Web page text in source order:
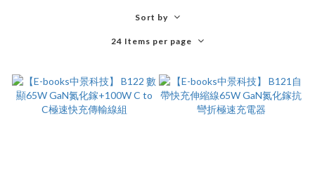
Sort by
24 Items per page